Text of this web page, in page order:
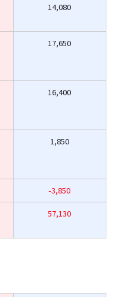
14,080
17,650
16,400
1,850
-3,850
57,130